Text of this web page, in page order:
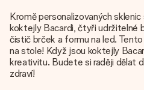
Kromě personalizovaných
koktejly Bacardi, čtyři udržitelné
čistič brček a formu na led.
na stole! Když jsou koktejly
kreativitu. Budete si raději dělat
zdraví!